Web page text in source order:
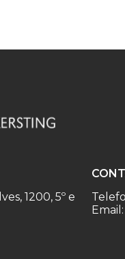
1200, 5º e